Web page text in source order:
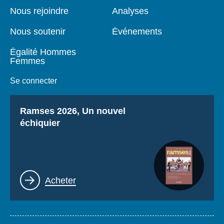
Nous rejoindre
Nous soutenir
Égalité Hommes
Femmes
Se connecter
Analyses
Événements
Titre
Ramses 2026, Un nouvel
échiquier
Lien
Acheter